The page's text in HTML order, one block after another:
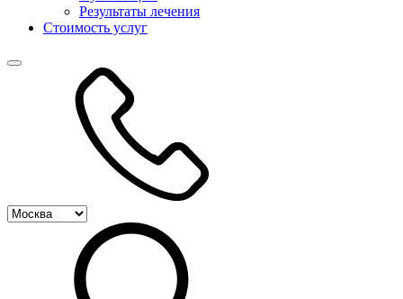
Результаты лечения
Стоимость услуг